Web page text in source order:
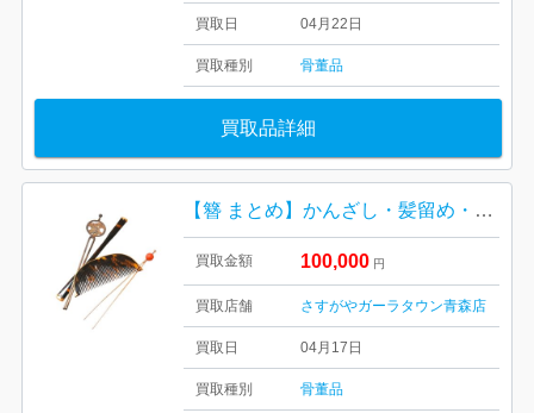
買取日 04月22日
買取種別 骨董品
買取品詳細
【簪 まとめ】かんざし・髪留め・櫛・骨董・K18・18金・シルバー1000・純銀
買取金額 100,000 円
買取店舗 さすがやガーラタウン青森店
買取日 04月17日
買取種別 骨董品